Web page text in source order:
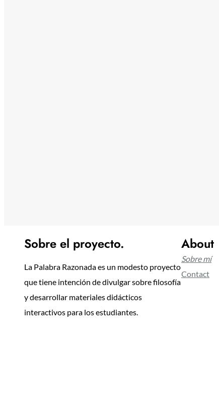
Sobre el proyecto.
La Palabra Razonada es un modesto proyecto
que tiene intención de divulgar sobre filosofía
y desarrollar materiales didácticos
interactivos para los estudiantes.
About
Sobre mí
Contact